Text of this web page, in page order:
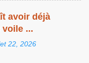
avoir déjà
...
22, 2026